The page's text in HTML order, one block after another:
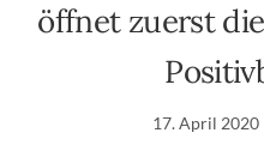
öffnet zuerst
17. April 2020